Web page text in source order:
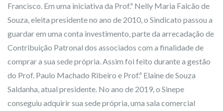
Francisco. Em uma iniciativa da Prof.ª Nelly Maria Falcão de
Souza, eleita presidente no ano de 2010, o Sindicato passou a
guardar em uma conta investimento, parte da arrecadação de
Contribuição Patronal dos associados com a finalidade de
comprar a sua sede própria. Assim foi feito durante a gestão
do Prof. Paulo Machado Ribeiro e Prof.ª Elaine de Souza
Saldanha, atual presidente. No ano de 2019, o Sinepe
conseguiu adquirir sua sede própria, uma sala comercial